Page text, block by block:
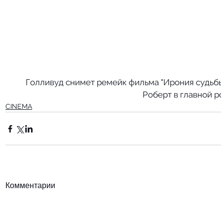
Голливуд снимет ремейк фильма "Ирония
Роберт в главной
CINEMA
Комментарии